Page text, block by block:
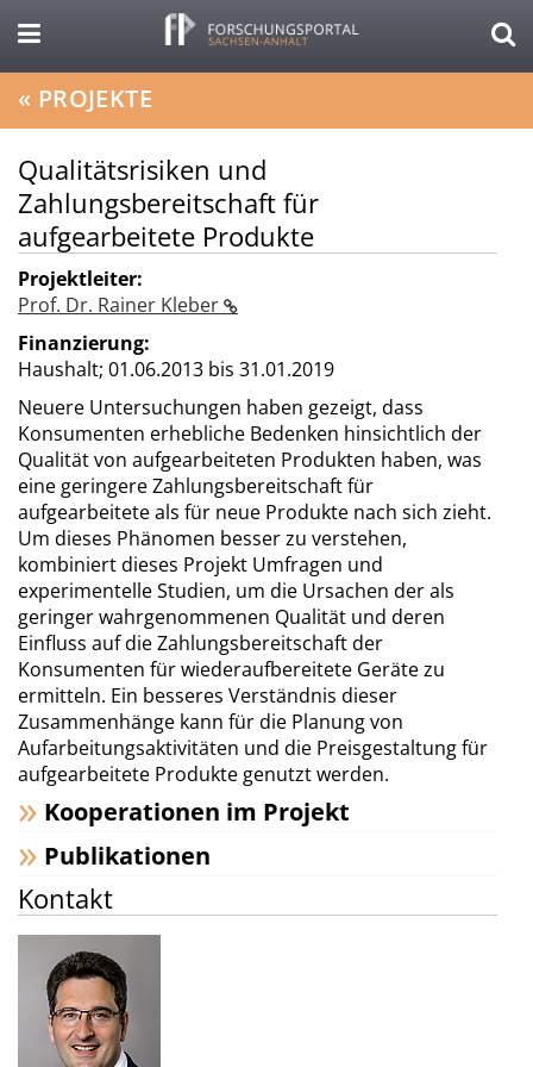
« PROJEKTE
Qualitätsrisiken und
Zahlungsbereitschaft für
aufgearbeitete Produkte
Projektleiter:
Prof. Dr. Rainer Kleber
Finanzierung:
Haushalt; 01.06.2013 bis 31.01.2019
Neuere Untersuchungen haben gezeigt, dass
Konsumenten erhebliche Bedenken hinsichtlich der
Qualität von aufgearbeiteten Produkten haben, was
eine geringere Zahlungsbereitschaft für
aufgearbeitete als für neue Produkte nach sich zieht.
Um dieses Phänomen besser zu verstehen,
kombiniert dieses Projekt Umfragen und
experimentelle Studien, um die Ursachen der als
geringer wahrgenommenen Qualität und deren
Einfluss auf die Zahlungsbereitschaft der
Konsumenten für wiederaufbereitete Geräte zu
ermitteln. Ein besseres Verständnis dieser
Zusammenhänge kann für die Planung von
Aufarbeitungsaktivitäten und die Preisgestaltung für
aufgearbeitete Produkte genutzt werden.
Kooperationen im Projekt
Publikationen
Kontakt